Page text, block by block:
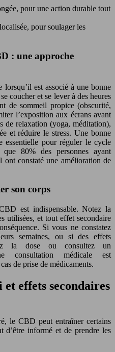
pour une action durable tout
pour soulager les
: une approche
est associé à une bonne
coucher et se lever à des heures
de sommeil propice (obscurité,
l’exposition aux écrans avant
de relaxation (yoga, méditation),
et réduire le stress. Une bonne
essentielle pour réguler le cycle
80% des personnes ayant
constaté une amélioration de
son corps
est indispensable. Notez la
utilisées, et tout effet secondaire
Si vous ne constatez
semaines, ou si des effets
la dose ou consultez un
consultation médicale est
de prise de médicaments.
effets secondaires
le CBD peut entraîner certains
d’être informé et de prendre les